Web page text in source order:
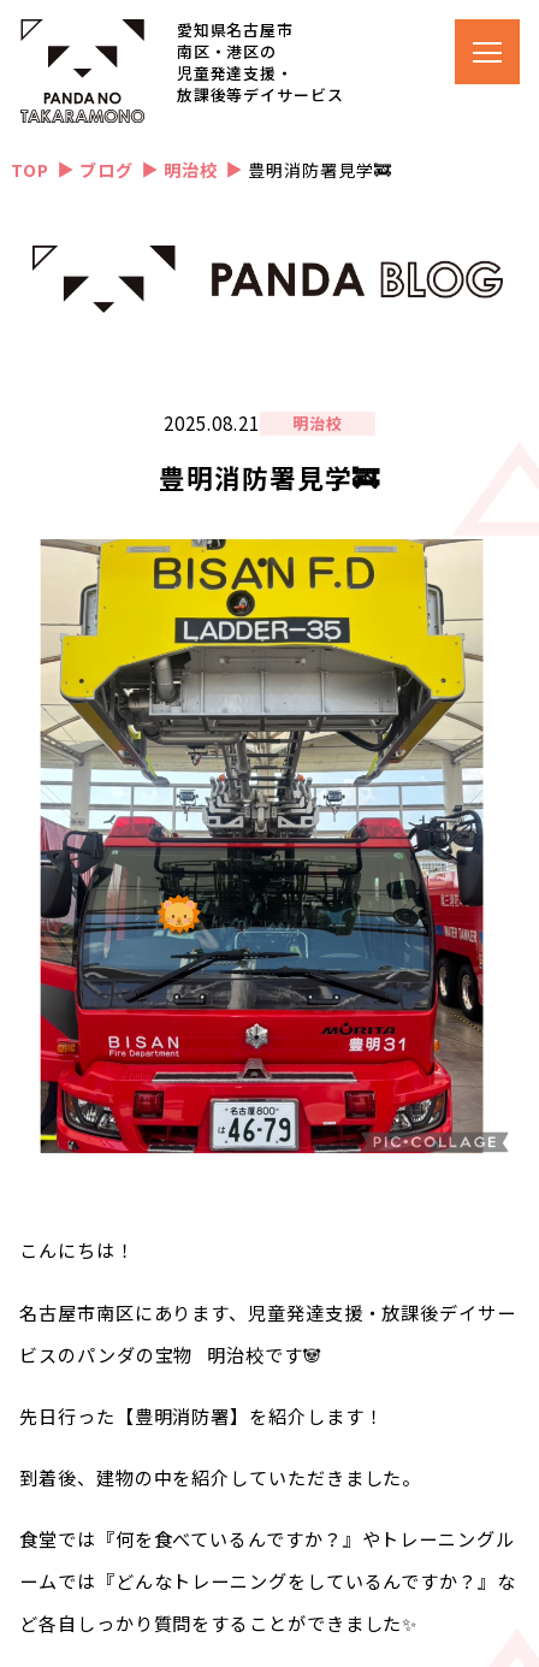
愛知県名古屋市
南区・港区の
児童発達支援・
放課後等デイサービス
TOP ▲ ブログ ▲ 明治校 ▲ 豊明消防署見学🚒
2025.08.21 明治校
豊明消防署見学🚒
こんにちは！
名古屋市南区にあります、児童発達支援・放課後デイサー
ビスのパンダの宝物
明治校です🐼
先日行った【豊明消防署】を紹介します！
到着後、建物の中を紹介していただきました。
食堂では『何を食べているんですか？』やトレーニングル
ームでは『どんなトレーニングをしているんですか？』な
ど各自しっかり質問をすることができました✨